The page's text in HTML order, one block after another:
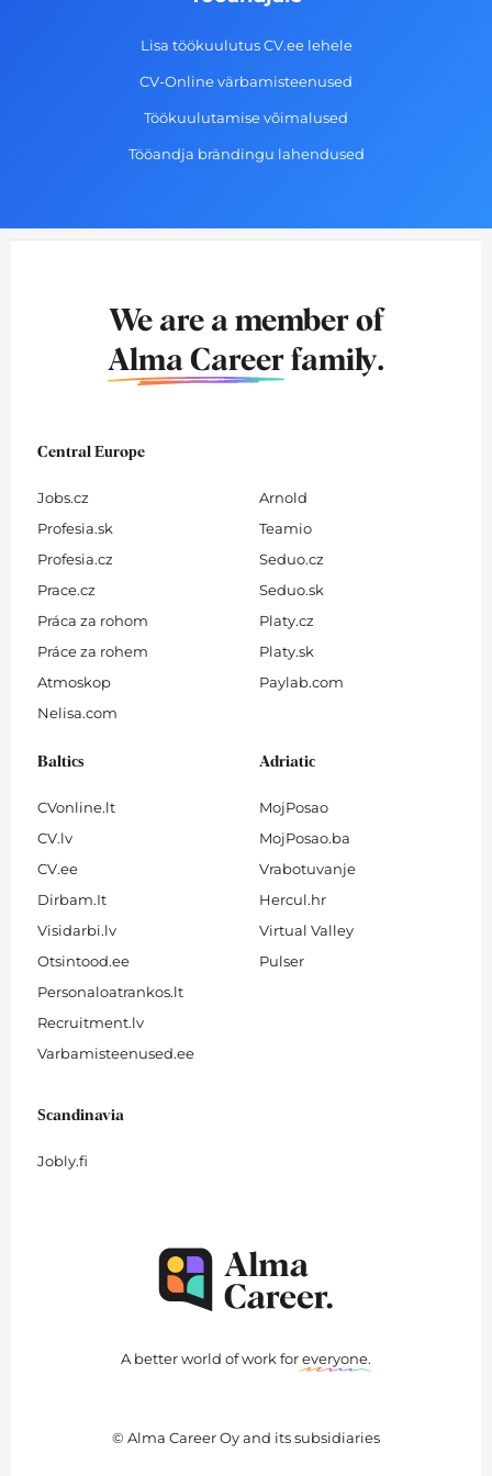
Lisa töökuulutus CV.ee lehele
CV-Online värbamisteenused
Töökuulutamise võimalused
Tööandja brändingu lahendused
We are a member of
Alma Career family.
Central Europe
Jobs.cz
Profesia.sk
Profesia.cz
Prace.cz
Práca za rohom
Práce za rohem
Atmoskop
Nelisa.com
Arnold
Teamio
Seduo.cz
Seduo.sk
Platy.cz
Platy.sk
Paylab.com
Baltics
CVonline.lt
CV.lv
CV.ee
Dirbam.It
Visidarbi.lv
Otsintood.ee
Personaloatrankos.lt
Recruitment.lv
Varbamisteenused.ee
Adriatic
MojPosao
MojPosao.ba
Vrabotuvanje
Hercul.hr
Virtual Valley
Pulser
Scandinavia
Jobly.fi
A better world of work foreveryone.
© Alma Career Oy and its subsidiaries